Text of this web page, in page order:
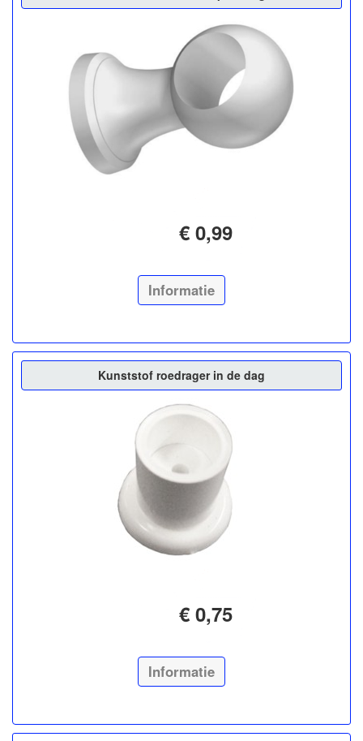
€ 0,99
Informatie
Kunststof roedrager in de dag
€ 0,75
Informatie